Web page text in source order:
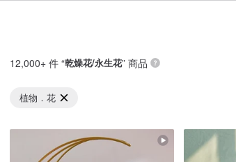
12,000+ 件 “乾燥花/永生花” 商品
植物．花